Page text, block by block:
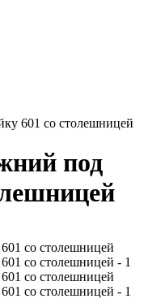
601 со столешницей
под